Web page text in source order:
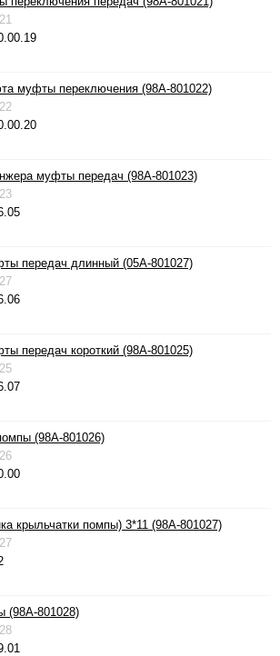
муфты переключения (98A-801022)
муфты передач (98A-801023)
передач длинный (05A-801027)
передач короткий (98A-801025)
(98A-801026)
крыльчатки помпы) 3*11 (98A-801027)
(98A-801028)